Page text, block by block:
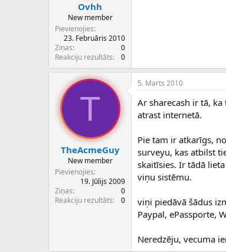
Ovhh
New member
Pievienojies
23. Februāris 2010
Ziņas
0
Reakciju rezultāts
0
T
TheAcmeGuy
New member
Pievienojies
19. Jūlijs 2009
Ziņas
0
Reakciju rezultāts
0
5. Marts 2010
Ar sharecash ir tā,
atrast internetā.
Pie tam ir atkarīgs,
surveyu, kas atbilst
skaitīsies. Ir tādā
viņu sistēmu.
viņi piedāvā šādus
Paypal, ePassporte,
Neredzēju, vecuma